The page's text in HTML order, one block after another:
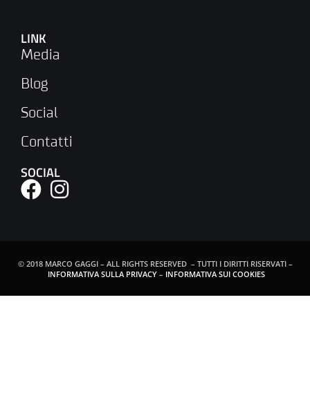
LINK
Media
Blog
Social
Contatti
SOCIAL
© 2018 MARCO GAGGI – ALL RIGHTS RESERVED – TUTTI I DIRITTI RISERVATI –
INFORMATIVA SULLA PRIVACY– INFORMATIVA SUI COOKIES